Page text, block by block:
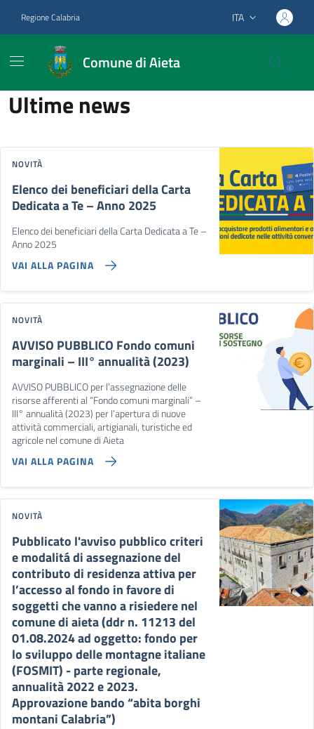
Regione Calabria Lingua attiva:
ITA
Comune di Aieta
Comune di Aieta
Contenuti in evidenza
Novità in evidenza
Ultime news
NOVITÀ
Elenco dei beneficiari della Carta
Dedicata a Te – Anno 2025
Elenco dei beneficiari della Carta Dedicata a Te –
Anno 2025
VAI ALLA PAGINA
NOVITÀ
AVVISO PUBBLICO Fondo comuni
marginali – III° annualità (2023)
AVVISO PUBBLICO per l’assegnazione delle
risorse afferenti al “Fondo comuni marginali” –
III° annualità (2023) per l’apertura di nuove
attività commerciali, artigianali, turistiche ed
agricole nel comune di Aieta
VAI ALLA PAGINA
NOVITÀ
Pubblicato l'avviso pubblico criteri
e modalitá di assegnazione del
contributo di residenza attiva per
l’accesso al fondo in favore di
soggetti che vanno a risiedere nel
comune di aieta (ddr n. 11213 del
01.08.2024 ad oggetto: fondo per
lo sviluppo delle montagne italiane
(FOSMIT) - parte regionale,
annualità 2022 e 2023.
Approvazione bando “abita borghi
montani Calabria”)